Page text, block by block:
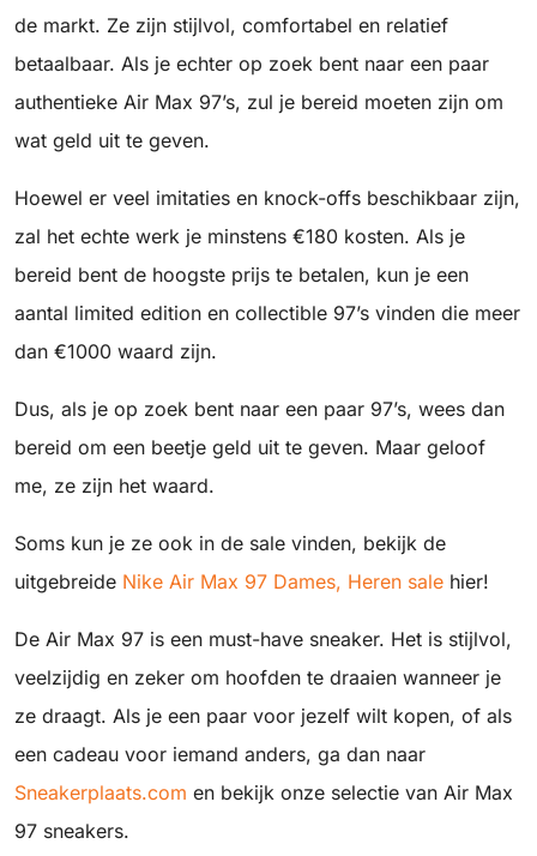
de markt. Ze zijn stijlvol, comfortabel en relatief
betaalbaar. Als je echter op zoek bent naar een paar
authentieke Air Max 97’s, zul je bereid moeten zijn om
wat geld uit te geven.
Hoewel er veel imitaties en knock-offs beschikbaar zijn,
zal het echte werk je minstens €180 kosten. Als je
bereid bent de hoogste prijs te betalen, kun je een
aantal limited edition en collectible 97’s vinden die meer
dan €1000 waard zijn.
Dus, als je op zoek bent naar een paar 97’s, wees dan
bereid om een beetje geld uit te geven. Maar geloof
me, ze zijn het waard.
Soms kun je ze ook in de sale vinden, bekijk de
uitgebreide Nike Air Max 97 Dames, Heren sale hier!
De Air Max 97 is een must-have sneaker. Het is stijlvol,
veelzijdig en zeker om hoofden te draaien wanneer je
ze draagt. Als je een paar voor jezelf wilt kopen, of als
een cadeau voor iemand anders, ga dan naar
Sneakerplaats.com en bekijk onze selectie van Air Max
97 sneakers.